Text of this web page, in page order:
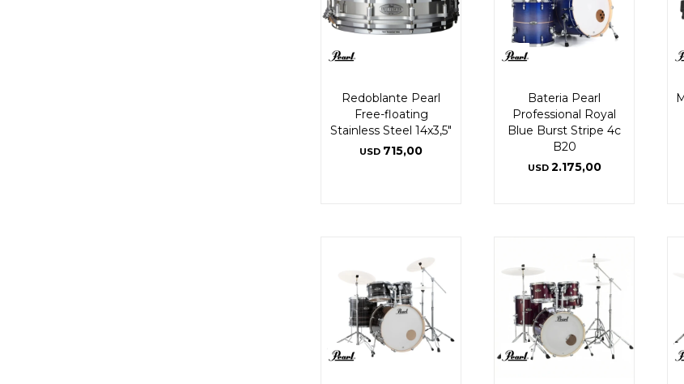
Redoblante Pearl
Free-floating
Stainless Steel 14x3,5"
USD 715,00
Bateria Pearl
Professional Royal
Blue Burst Stripe 4c
B20
USD 2.175,00